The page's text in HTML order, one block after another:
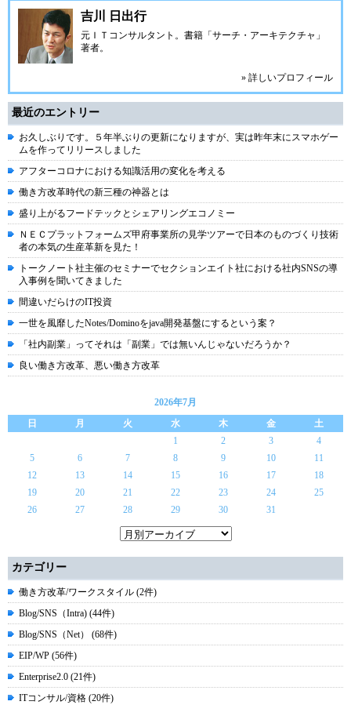
吉川 日出行
元ＩＴコンサルタント。書籍「サーチ・アーキテクチャ」
著者。
» 詳しいプロフィール
最近のエントリー
お久しぶりです。５年半ぶりの更新になりますが、実は昨年末にスマホゲー
ムを作ってリリースしました
アフターコロナにおける知識活用の変化を考える
働き方改革時代の新三種の神器とは
盛り上がるフードテックとシェアリングエコノミー
ＮＥＣプラットフォームズ甲府事業所の見学ツアーで日本のものづくり技術
者の本気の生産革新を見た！
トークノート社主催のセミナーでセクションエイト社における社内SNSの導
入事例を聞いてきました
間違いだらけのIT投資
一世を風靡したNotes/Dominoをjava開発基盤にするという案？
「社内副業」ってそれは「副業」では無いんじゃないだろうか？
良い働き方改革、悪い働き方改革
2026年7月
日
月 火 水 木 金
土
1
2 3
4
5
6 7 8 9 10
11
12
13 14 15 16 17
18
19
20 21 22 23 24
25
26
27 28 29 30 31
カテゴリー
働き方改革/ワークスタイル (2件)
Blog/SNS（Intra) (44件)
Blog/SNS（Net） (68件)
EIP/WP (56件)
Enterprise2.0 (21件)
ITコンサル/資格 (20件)